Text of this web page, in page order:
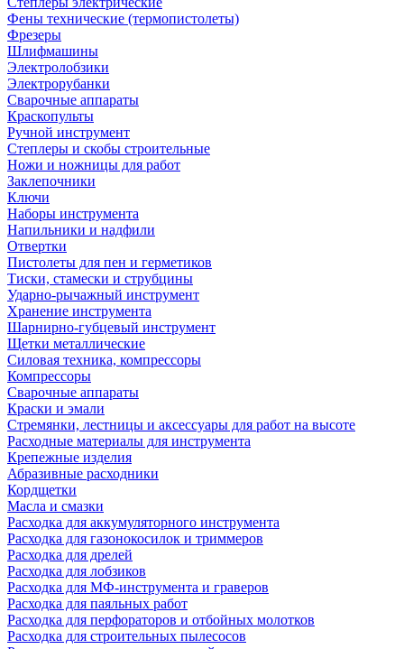
Фены технические (термопистолеты)
Фрезеры
Шлифмашины
Электролобзики
Электрорубанки
Сварочные аппараты
Краскопульты
Ручной инструмент
Степлеры и скобы строительные
Ножи и ножницы для работ
Заклепочники
Ключи
Наборы инструмента
Напильники и надфили
Отвертки
Пистолеты для пен и герметиков
Тиски, стамески и струбцины
Ударно-рычажный инструмент
Хранение инструмента
Шарнирно-губцевый инструмент
Щетки металлические
Силовая техника, компрессоры
Компрессоры
Сварочные аппараты
Краски и эмали
Стремянки, лестницы и аксессуары для работ на высоте
Расходные материалы для инструмента
Крепежные изделия
Абразивные расходники
Кордщетки
Масла и смазки
Расходка для аккумуляторного инструмента
Расходка для газонокосилок и триммеров
Расходка для дрелей
Расходка для лобзиков
Расходка для МФ-инструмента и граверов
Расходка для паяльных работ
Расходка для перфораторов и отбойных молотков
Расходка для строительных пылесоcов